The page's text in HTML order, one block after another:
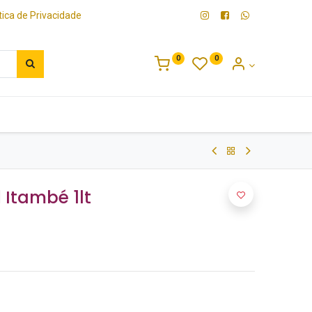
de Privacidade
0 0
Itambé 1lt